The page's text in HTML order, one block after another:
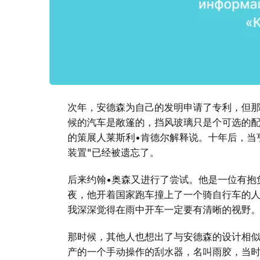
次年，安德森为自己的发明申请了专利，但
候的汽车是敞篷的，挡风玻璃只是个可选的
的策展人莱斯利•肯德尔解释说。十年后，
装置"已经被遗忘了。
后来约翰•奥森又进行了尝试。他是一位有
夜，他开着国家跑车撞上了一个骑自行车的
我深深觉得在雨中开车一定要有清晰的视野
那时候，其他人也想出了与安德森的设计相
产的一个手动操作的刮水器，名叫雨胶，当